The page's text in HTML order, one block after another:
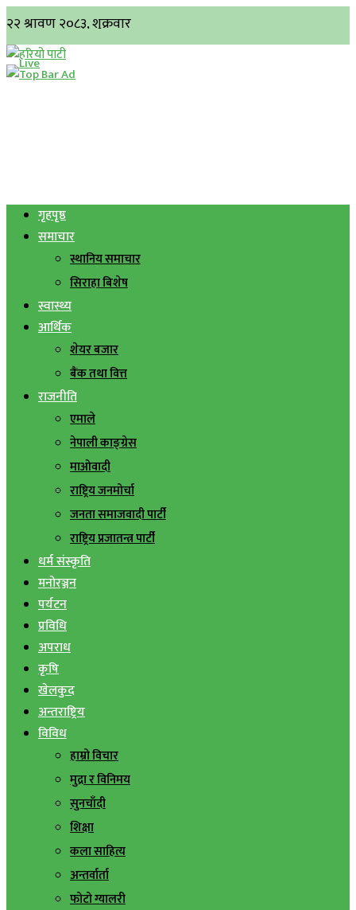
गृहपृष्ठ
समाचार
स्थानिय समाचार
सिराहा बिशेष
स्वास्थ्य
आर्थिक
शेयर बजार
बैंक तथा वित्त
राजनीति
एमाले
नेपाली काङ्ग्रेस
माओवादी
राष्ट्रिय जनमोर्चा
जनता समाजवादी पार्टी
राष्ट्रिय प्रजातन्त्र पार्टी
धर्म संस्कृति
मनोरञ्जन
पर्यटन
प्रविधि
अपराध
कृषि
खेलकुद
अन्तराष्ट्रिय
विविध
हाम्रो विचार
मुद्रा र विनिमय
सुनचाँदी
शिक्षा
कला साहित्य
अन्तर्वार्ता
फोटो ग्यालरी